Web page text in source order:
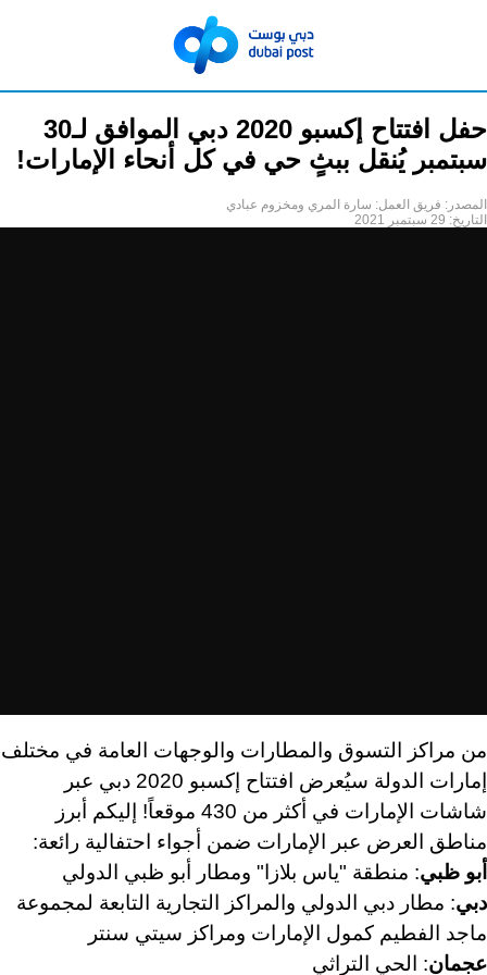
حفل افتتاح إكسبو 2020 دبي الموافق لـ30
سبتمبر يُنقل ببثٍ حي في كل أنحاء الإمارات!
المصدر: فريق العمل: سارة المري ومخزوم عبادي
التاريخ: 29 سبتمبر 2021
من مراكز التسوق والمطارات والوجهات العامة في مختلف
إمارات الدولة سيُعرض افتتاح إكسبو 2020 دبي عبر
شاشات الإمارات في أكثر من 430 موقعاً! إليكم أبرز
مناطق العرض عبر الإمارات ضمن أجواء احتفالية رائعة:
أبو ظبي: منطقة "ياس بلازا" ومطار أبو ظبي الدولي
دبي: مطار دبي الدولي والمراكز التجارية التابعة لمجموعة
ماجد الفطيم كمول الإمارات ومراكز سيتي سنتر
عجمان: الحي التراثي